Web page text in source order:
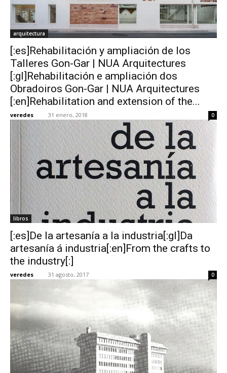
arquitectura
[:es]Rehabilitación y ampliación de los
Talleres Gon-Gar | NUA Arquitectures
[:gl]Rehabilitación e ampliación dos
Obradoiros Gon-Gar | NUA Arquitectures
[:en]Rehabilitation and extension of the...
veredes - 31 enero, 2018 0
libros
[:es]De la artesanía a la industria[:gl]Da
artesanía á industria[:en]From the crafts to
the industry[:]
veredes - 31 agosto, 2017 0